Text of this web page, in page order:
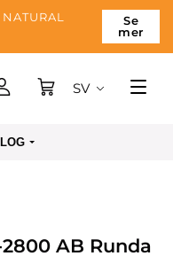
Se
mer
SV
AB Runda